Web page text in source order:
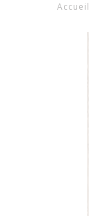
Accueil